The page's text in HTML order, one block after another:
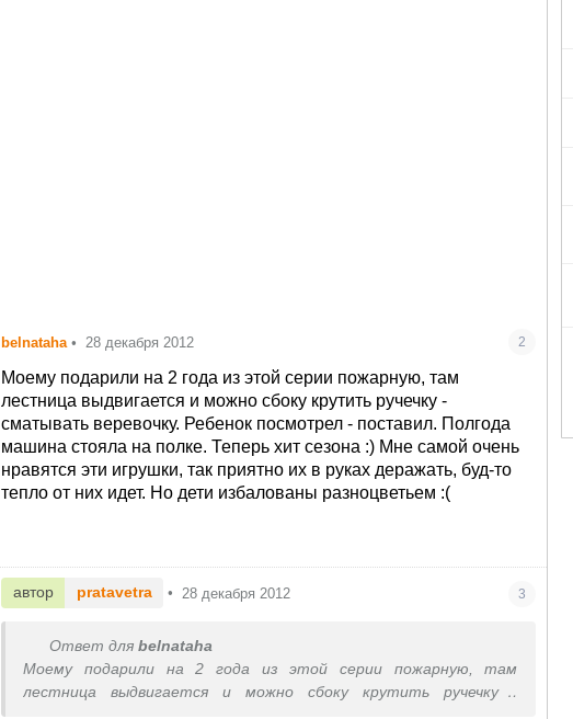
belnataha • 28 декабря 2012 2
Моему подарили на 2 года из этой серии пожарную, там
лестница выдвигается и можно сбоку крутить ручечку -
сматывать веревочку. Ребенок посмотрел - поставил. Полгода
машина стояла на полке. Теперь хит сезона :) Мне самой очень
нравятся эти игрушки, так приятно их в руках деражать, буд-то
тепло от них идет. Но дети избалованы разноцветьем :(
автор pratavetra • 28 декабря 2012 3
Ответ для belnataha
Моему подарили на 2 года из этой серии пожарную, там
лестница выдвигается и можно сбоку крутить ручечку -